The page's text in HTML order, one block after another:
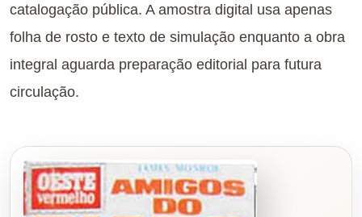
catalogação pública. A amostra digital usa apenas
folha de rosto e texto de simulação enquanto a obra
integral aguarda preparação editorial para futura
circulação.